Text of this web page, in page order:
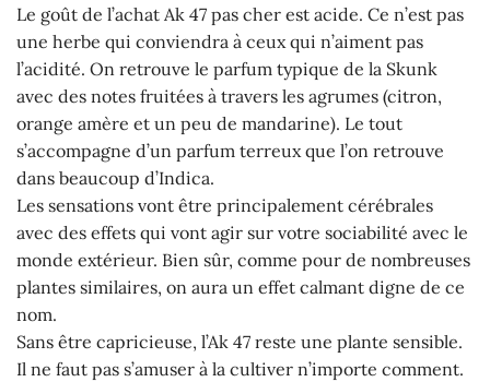
Le goût de l’achat Ak 47 pas cher est acide. Ce n’est pas
une herbe qui conviendra à ceux qui n’aiment pas
l’acidité. On retrouve le parfum typique de la Skunk
avec des notes fruitées à travers les agrumes (citron,
orange amère et un peu de mandarine). Le tout
s’accompagne d’un parfum terreux que l’on retrouve
dans beaucoup d’Indica.
Les sensations vont être principalement cérébrales
avec des effets qui vont agir sur votre sociabilité avec le
monde extérieur. Bien sûr, comme pour de nombreuses
plantes similaires, on aura un effet calmant digne de ce
nom.
Sans être capricieuse, l’Ak 47 reste une plante sensible.
Il ne faut pas s’amuser à la cultiver n’importe comment.